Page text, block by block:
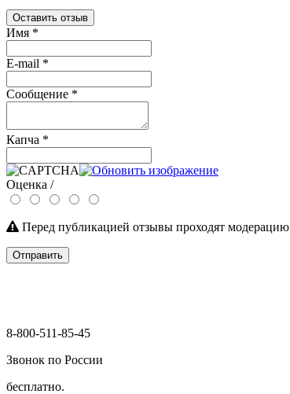
Оставить отзыв
Имя *
E-mail *
Сообщение *
Капча *
Оценка /
Перед публикацией отзывы проходят модерацию
Отправить
8-800-511-85-45
Звонок по России
бесплатно.